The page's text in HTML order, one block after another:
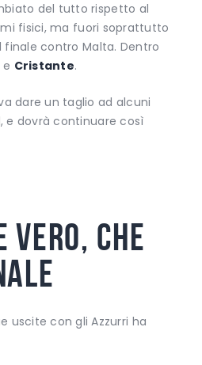
del tutto rispetto al
fisici, ma fuori soprattutto
contro Malta. Dentro
e Cristante.
dare un taglio ad alcuni
e dovrà continuare così
vero, che
uscite con gli Azzurri ha